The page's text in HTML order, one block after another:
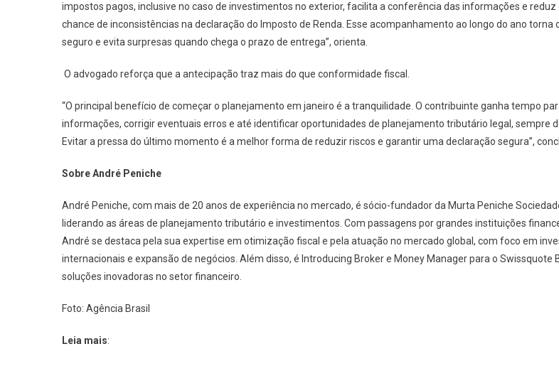
impostos pagos, inclusive no caso de investimentos no exterior, facilita a conferência das informações e
chance de inconsistências na declaração do Imposto de Renda. Esse acompanhamento ao longo do ano torna
seguro e evita surpresas quando chega o prazo de entrega”, orienta.
O advogado reforça que a antecipação traz mais do que conformidade fiscal.
“O principal benefício de começar o planejamento em janeiro é a tranquilidade. O contribuinte ganha tempo
informações, corrigir eventuais erros e até identificar oportunidades de planejamento tributário legal, sempre
Evitar a pressa do último momento é a melhor forma de reduzir riscos e garantir uma declaração segura”,
Sobre André Peniche
André Peniche, com mais de 20 anos de experiência no mercado, é sócio-fundador da Murta Peniche
liderando as áreas de planejamento tributário e investimentos. Com passagens por grandes instituições
André se destaca pela sua expertise em otimização fiscal e pela atuação no mercado global, com foco em
internacionais e expansão de negócios. Além disso, é Introducing Broker e Money Manager para o Swissquote
soluções inovadoras no setor financeiro.
Foto: Agência Brasil
Leia mais: